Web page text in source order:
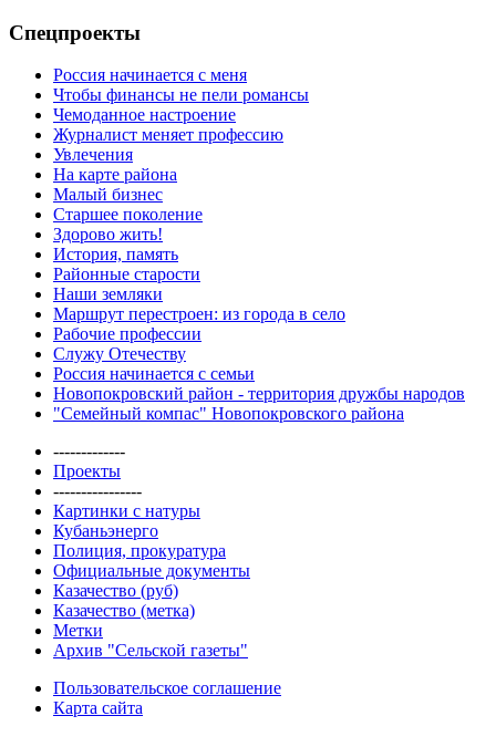
Спецпроекты
Россия начинается с меня
Чтобы финансы не пели романсы
Чемоданное настроение
Журналист меняет профессию
Увлечения
На карте района
Малый бизнес
Старшее поколение
Здорово жить!
История, память
Районные старости
Наши земляки
Маршрут перестроен: из города в село
Рабочие профессии
Служу Отечеству
Россия начинается с семьи
Новопокровский район - территория дружбы народов
"Семейный компас" Новопокровского района
-------------
Проекты
----------------
Картинки с натуры
Кубаньэнерго
Полиция, прокуратура
Официальные документы
Казачество (руб)
Казачество (метка)
Метки
Архив "Сельской газеты"
Пользовательское соглашение
Карта сайта